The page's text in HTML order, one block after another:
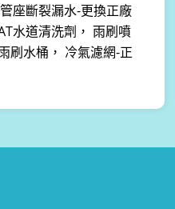
座斷裂漏水-更換正廠
水道清洗劑， 雨刷噴
刷水桶， 冷氣濾網-正